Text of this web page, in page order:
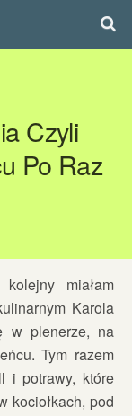
Czyli
Po Raz
miałam
Karola
w plenerze, na
Tym razem
i potrawy, które
kociołkach, pod